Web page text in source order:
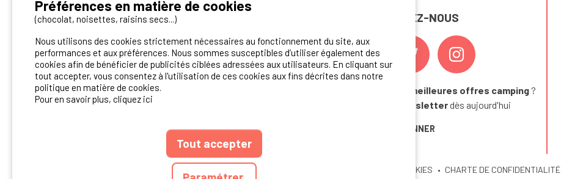
Vous avez un camping ?
Contactez-nous!
Contact Ibericamp
REJOIGNEZ-NOUS
meilleures offres camping ?
Abonnez-vous à la newsletterdès aujourd'hui
S'ABONNER
CGU DU SITE COOKIES CHARTE DE CONFIDENTIALITÉ
Préférences en matière de cookies
(chocolat, noisettes, raisins secs...)
Nous utilisons des cookies strictement nécessaires au fonctionnement du site, aux
performances et aux préférences. Nous sommes susceptibles d’utiliser également des
cookies afin de bénéficier de publicités ciblées adressées aux utilisateurs. En cliquant sur
tout accepter, vous consentez à l'utilisation de ces cookies aux fins décrites dans notre
politique en matière de cookies.
Pour en savoir plus, cliquez ici
Tout accepter